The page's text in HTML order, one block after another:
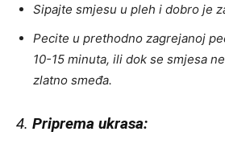
Sipajte smjesu u pleh i dobro je
Pecite u prethodno zagrejanoj
10-15 minuta, ili dok se smjesa
zlatno smeđa.
4. Priprema ukrasa: